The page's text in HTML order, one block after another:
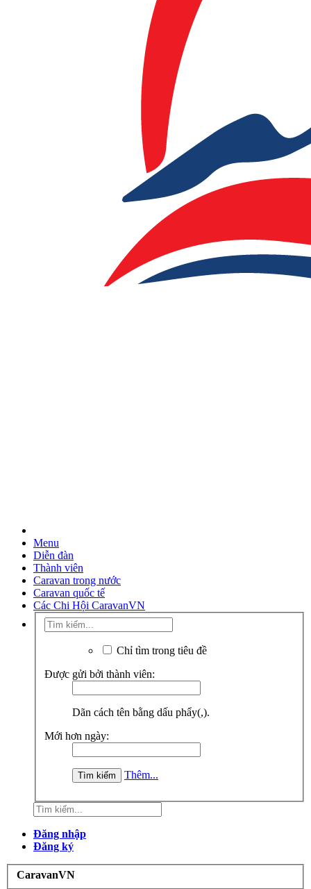
Menu
Diễn đàn
Thành viên
Caravan trong nước
Caravan quốc tế
Các Chi Hội CaravanVN
Chỉ tìm trong tiêu đề
Được gửi bởi thành viên:
Dãn cách tên bằng dấu phẩy(,).
Mới hơn ngày:
Thêm...
Đăng nhập
Đăng ký
CaravanVN